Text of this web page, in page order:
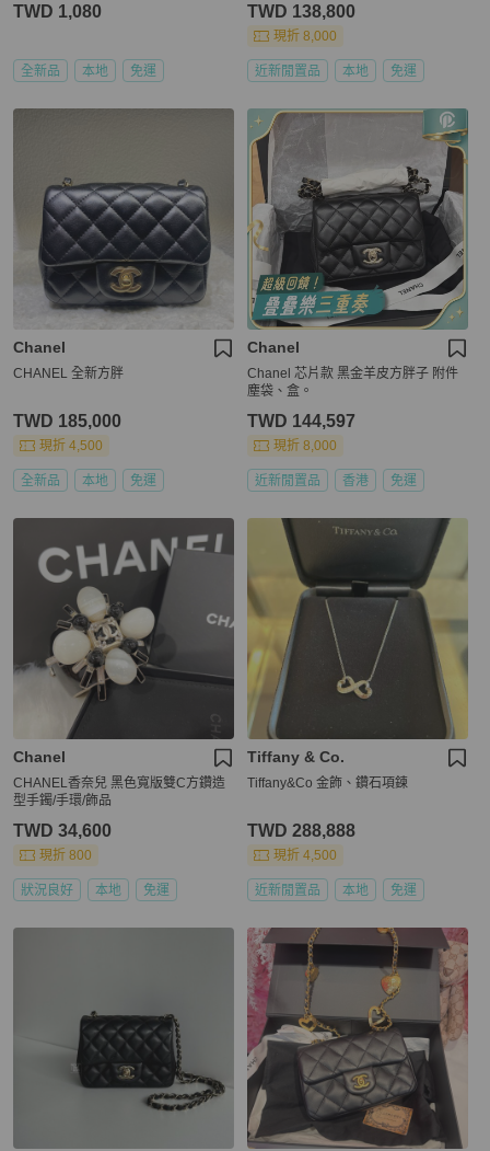
TWD 1,080
全新品 本地 免運
TWD 138,800
現折 8,000
近新閒置品 本地 免運
Chanel
CHANEL 全新方胖
TWD 185,000
現折 4,500
全新品 本地 免運
Chanel
Chanel 芯片款 黑金羊皮方胖子 附件
塵袋、盒。
TWD 144,597
現折 8,000
近新閒置品 香港 免運
Chanel
CHANEL香奈兒 黑色寬版雙C方鑽造
型手鐲/手環/飾品
TWD 34,600
現折 800
狀況良好 本地 免運
Tiffany & Co.
Tiffany&Co 金飾、鑽石項鍊
TWD 288,888
現折 4,500
近新閒置品 本地 免運